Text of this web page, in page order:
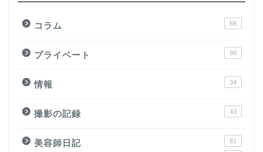
コラム 69
プライベート 98
情報 34
撮影の記録 43
美容師日記 61